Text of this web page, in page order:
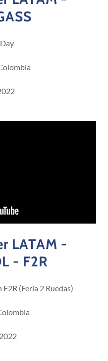
LATAM -
- F2R
(Feria 2 Ruedas)